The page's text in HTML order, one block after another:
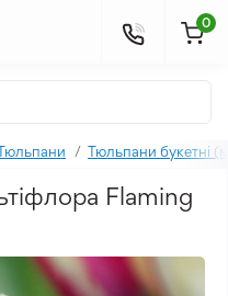
0
Тюльпани букетні
Flaming